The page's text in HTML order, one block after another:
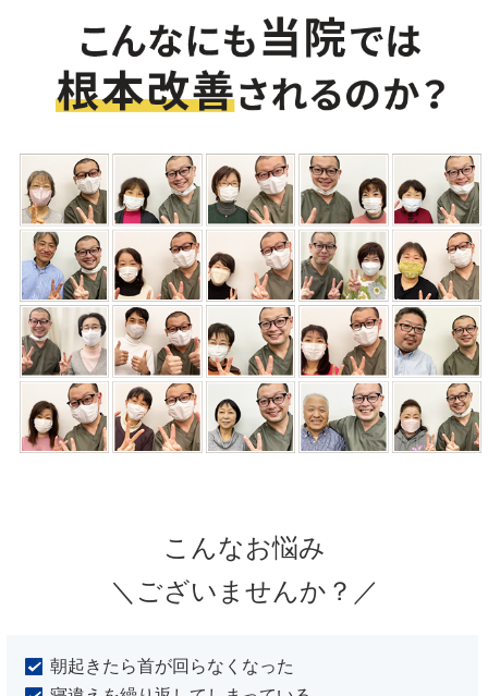
こんなお悩み
＼ございませんか？／
朝起きたら首が回らなくなった